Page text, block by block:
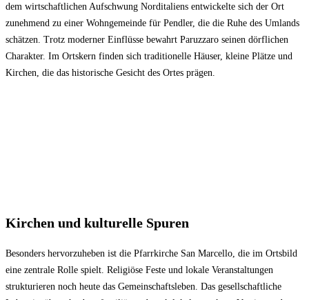
dem wirtschaftlichen Aufschwung Norditaliens entwickelte sich der Ort
zunehmend zu einer Wohngemeinde für Pendler, die die Ruhe des Umlands
schätzen. Trotz moderner Einflüsse bewahrt Paruzzaro seinen dörflichen
Charakter. Im Ortskern finden sich traditionelle Häuser, kleine Plätze und
Kirchen, die das historische Gesicht des Ortes prägen.
Kirchen und kulturelle Spuren
Besonders hervorzuheben ist die Pfarrkirche San Marcello, die im Ortsbild
eine zentrale Rolle spielt. Religiöse Feste und lokale Veranstaltungen
strukturieren noch heute das Gemeinschaftsleben. Das gesellschaftliche